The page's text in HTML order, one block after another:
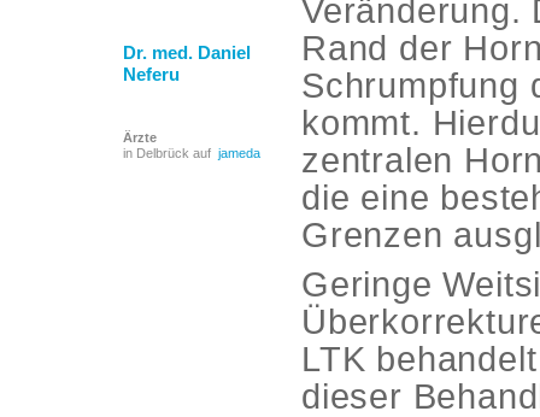
Dr. med. Daniel
Neferu
Ärzte
in Delbrück auf jameda
Veränderung.
Rand der
Schrumpfung
kommt.
zentralen
die eine
Grenzen
Geringe
LTK
dieser